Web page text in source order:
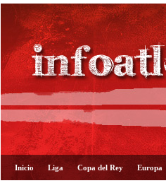
Inicio Liga Copa del Rey Europa